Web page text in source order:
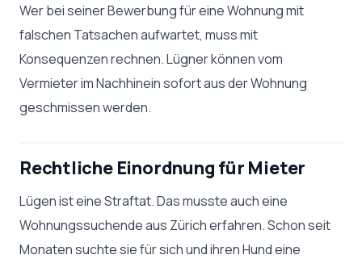
Wer bei seiner Bewerbung für eine Wohnung mit
falschen Tatsachen aufwartet, muss mit
Konsequenzen rechnen. Lügner können vom
Vermieter im Nachhinein sofort aus der Wohnung
geschmissen werden.
Rechtliche Einordnung für Mieter
Lügen ist eine Straftat. Das musste auch eine
Wohnungssuchende aus Zürich erfahren. Schon seit
Monaten suchte sie für sich und ihren Hund eine